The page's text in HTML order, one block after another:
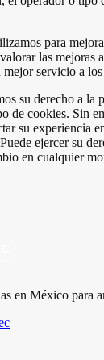
para
las mejoras
servicio a
su derecho a la
de cookies. Sin
su experiencia
ejercer su
en cualquier
en México para